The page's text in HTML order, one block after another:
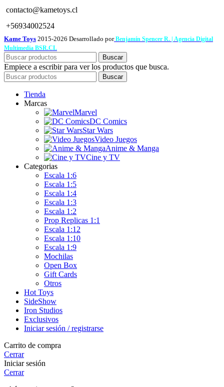
contacto@kametoys.cl
+56934002524
Kame Toys 2015-2026 Desarrollado porBenjamín Spencer R. | Agencia Digital
Multimedia BSR.CL
Buscar
Empiece a escribir para ver los productos que busca.
Buscar
Tienda
Marcas
Marvel
DC Comics
Star Wars
Video Juegos
Anime & Manga
Cine y TV
Categorias
Escala 1:6
Escala 1:5
Escala 1:4
Escala 1:3
Escala 1:2
Prop Replicas 1:1
Escala 1:12
Escala 1:10
Escala 1:9
Mochilas
Open Box
Gift Cards
Otros
Hot Toys
SideShow
Iron Studios
Exclusivos
Iniciar sesión / registrarse
Carrito de compra
Cerrar
Iniciar sesión
Cerrar